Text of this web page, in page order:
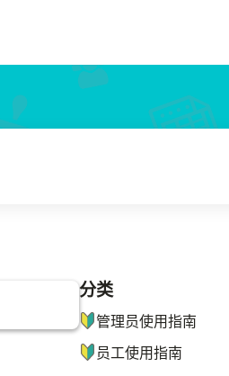
ナビゲーションメニュー
分类
管理员使用指南
员工使用指南